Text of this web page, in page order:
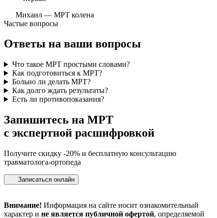
Михаил — МРТ колена
Частые вопросы
Ответы на ваши вопросы
Что такое МРТ простыми словами?
Как подготовиться к МРТ?
Больно ли делать МРТ?
Как долго ждать результаты?
Есть ли противопоказания?
Запишитесь на МРТ
с экспертной расшифровкой
Получите скидку -20% и бесплатную консультацию
травматолога-ортопеда
Записаться онлайн
Внимание! Информация на сайте носит ознакомительный
характер и не является публичной офертой, определяемой